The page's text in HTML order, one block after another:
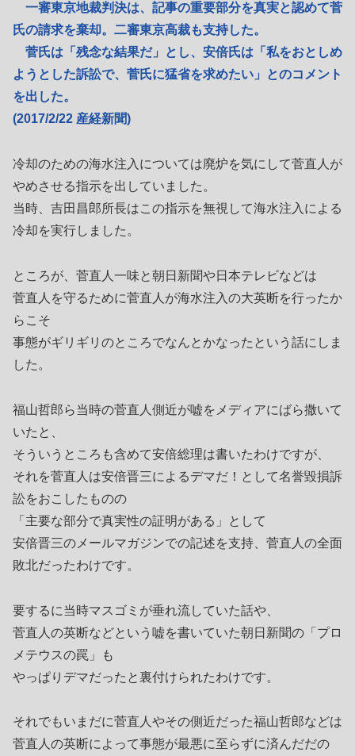
一審東京地裁判決は、記事の重要部分を真実と認めて菅
氏の請求を棄却。二審東京高裁も支持した。
菅氏は「残念な結果だ」とし、安倍氏は「私をおとしめ
ようとした訴訟で、菅氏に猛省を求めたい」とのコメント
を出した。
(2017/2/22 産経新聞)
冷却のための海水注入については廃炉を気にして菅直人が
やめさせる指示を出していました。
当時、吉田昌郎所長はこの指示を無視して海水注入による
冷却を実行しました。
ところが、菅直人一味と朝日新聞や日本テレビなどは
菅直人を守るために菅直人が海水注入の大英断を行ったか
らこそ
事態がギリギリのところでなんとかなったという話にしま
した。
福山哲郎ら当時の菅直人側近が嘘をメディアにばら撒いて
いたと、
そういうところも含めて安倍総理は書いたわけですが、
それを菅直人は安倍晋三によるデマだ！として名誉毀損訴
訟をおこしたものの
「主要な部分で真実性の証明がある」として
安倍晋三のメールマガジンでの記述を支持、菅直人の全面
敗北だったわけです。
要するに当時マスゴミが垂れ流していた話や、
菅直人の英断などという嘘を書いていた朝日新聞の「プロ
メテウスの罠」も
やっぱりデマだったと裏付けられたわけです。
それでもいまだに菅直人やその側近だった福山哲郎などは
菅直人の英断によって事態が最悪に至らずに済んだだの